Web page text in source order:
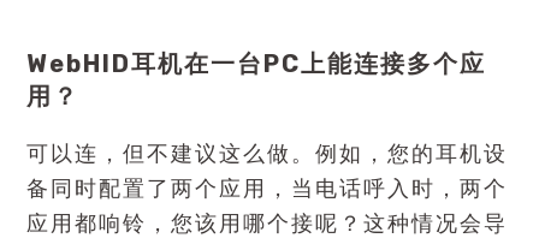
WebHID耳机在一台PC上能连接多个应
用？
可以连，但不建议这么做。例如，您的耳机设
备同时配置了两个应用，当电话呼入时，两个
应用都响铃，您该用哪个接呢？这种情况会导